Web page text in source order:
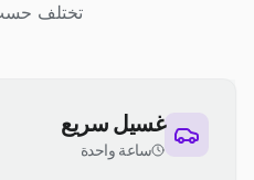
تختلف
غسيل سريع
ساعة واحدة